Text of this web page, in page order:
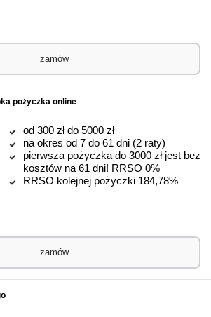
zamów
pożyczka online
od 300 zł do 5000 zł
na okres od 7 do 61 dni (2 raty)
pierwsza pożyczka do 3000 zł jest bez
kosztów na 61 dni! RRSO 0%
RRSO kolejnej pożyczki 184,78%
zamów